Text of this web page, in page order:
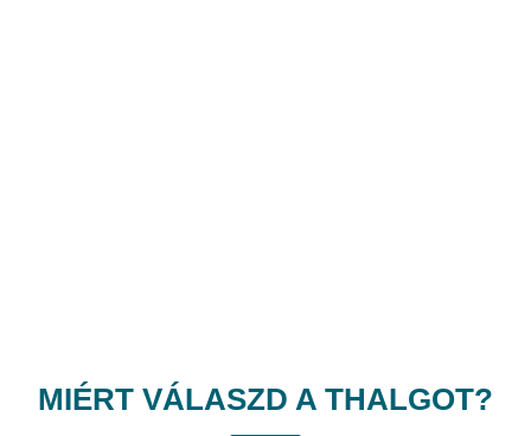
MIÉRT VÁLASZD A THALGOT?